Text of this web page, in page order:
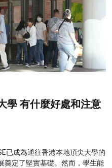
學 有什麼好處和注意
已成為通往香港本地頂尖大學的
奠定了堅實基礎。然而，學生能